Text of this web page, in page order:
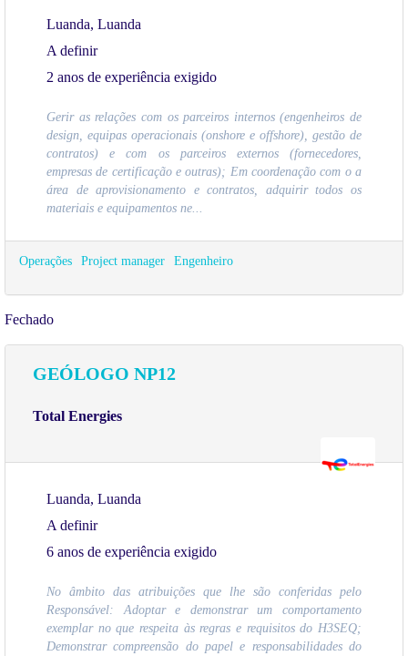
Luanda, Luanda
A definir
2 anos de experiência exigido
Gerir as relações com os parceiros internos (engenheiros de
design, equipas operacionais (onshore e offshore), gestão de
contratos) e com os parceiros externos (fornecedores,
empresas de certificação e outras); Em coordenação com o a
área de aprovisionamento e contratos, adquirir todos os
materiais e equipamentos ne...
Operações Project manager Engenheiro
Fechado
GEÓLOGO NP12
Total Energies
Luanda, Luanda
A definir
6 anos de experiência exigido
No âmbito das atribuições que lhe são conferidas pelo
Responsável: Adoptar e demonstrar um comportamento
exemplar no que respeita às regras e requisitos do H3SEQ;
Demonstrar compreensão do papel e responsabilidades do